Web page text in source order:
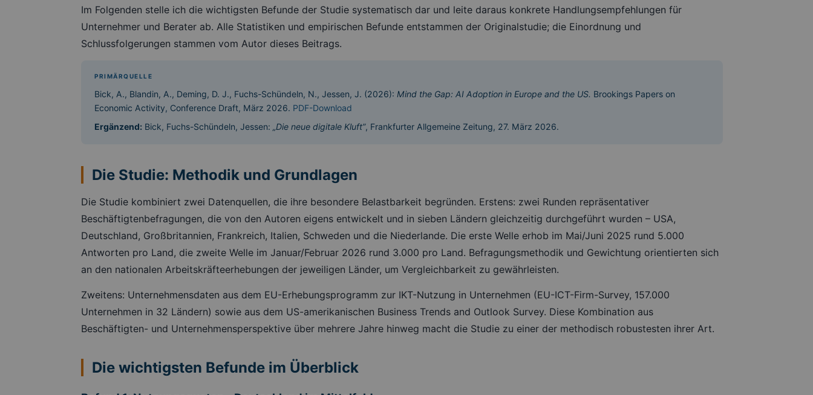
Im Folgenden stelle ich die wichtigsten Befunde der Studie systematisch dar und leite daraus konkrete Handlungsempfehlungen für
Unternehmer und Berater ab. Alle Statistiken und empirischen Befunde entstammen der Originalstudie; die Einordnung und
Schlussfolgerungen stammen vom Autor dieses Beitrags.
PRIMÄRQUELLE
Bick, A., Blandin, A., Deming, D. J., Fuchs-Schündeln, N., Jessen, J. (2026): Mind the Gap: AI Adoption in Europe and the US. Brookings Papers on
Economic Activity, Conference Draft, März 2026. PDF-Download
Ergänzend: Bick, Fuchs-Schündeln, Jessen: „Die neue digitale Kluft”, Frankfurter Allgemeine Zeitung, 27. März 2026.
Die Studie: Methodik und Grundlagen
Die Studie kombiniert zwei Datenquellen, die ihre besondere Belastbarkeit begründen. Erstens: zwei Runden repräsentativer
Beschäftigtenbefragungen, die von den Autoren eigens entwickelt und in sieben Ländern gleichzeitig durchgeführt wurden – USA,
Deutschland, Großbritannien, Frankreich, Italien, Schweden und die Niederlande. Die erste Welle erhob im Mai/Juni 2025 rund 5.000
Antworten pro Land, die zweite Welle im Januar/Februar 2026 rund 3.000 pro Land. Befragungsmethodik und Gewichtung orientierten sich
an den nationalen Arbeitskräfteerhebungen der jeweiligen Länder, um Vergleichbarkeit zu gewährleisten.
Zweitens: Unternehmensdaten aus dem EU-Erhebungsprogramm zur IKT-Nutzung in Unternehmen (EU-ICT-Firm-Survey, 157.000
Unternehmen in 32 Ländern) sowie aus dem US-amerikanischen Business Trends and Outlook Survey. Diese Kombination aus
Beschäftigten- und Unternehmensperspektive über mehrere Jahre hinweg macht die Studie zu einer der methodisch robustesten ihrer Art.
Die wichtigsten Befunde im Überblick